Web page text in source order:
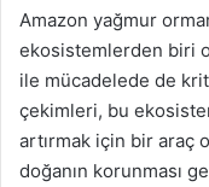
Amazon yağmur
ekosistemlerden biri
ile mücadelede de
çekimleri, bu
artırmak için bir araç
doğanın korunması